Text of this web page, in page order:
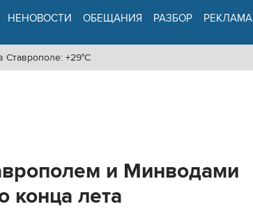
НЕНОВОСТИ ОБЕЩАНИЯ РАЗБОР РЕКЛАМА
Ставрополе: +29°C
и Минводами
конца лета